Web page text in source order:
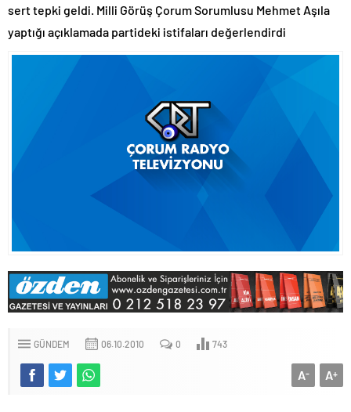
Dünya Şampiyonu Çorum’da Coşkuyla Karşılandı
1. Lig’de Yeni Sezon Bugün Açılıyor
sert tepki geldi. Milli Görüş Çorum Sorumlusu Mehmet Aşıla
yaptığı açıklamada partideki istifaları değerlendirdi
GÜNDEM 06.10.2010 0 743
A+
A-